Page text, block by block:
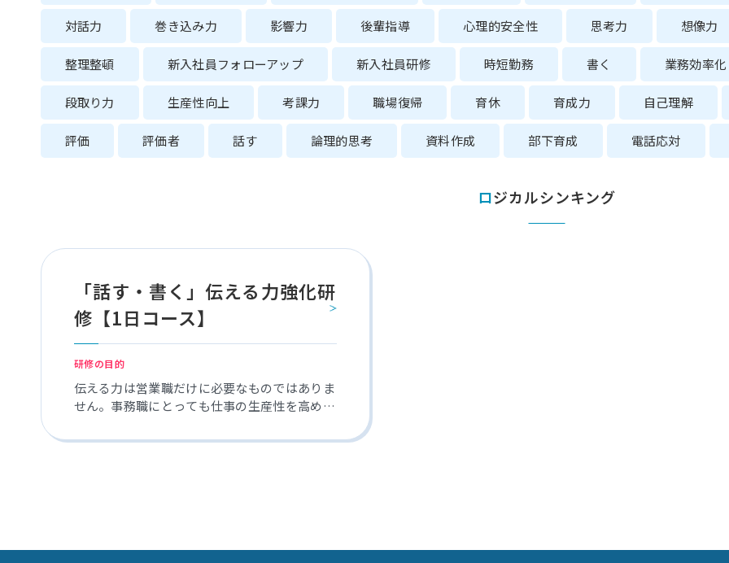
対話力 巻き込み力 影響力 後輩指導 心理的安全性 思考力 想像力
整理整頓 新入社員フォローアップ 新入社員研修 時短勤務 書く 業務効率化
段取り力 生産性向上 考課力 職場復帰 育休 育成力 自己理解
評価 評価者 話す 論理的思考 資料作成 部下育成 電話応対
ロジカルシンキング
「話す・書く」伝える力強化研
修【1日コース】
研修の目的
伝える力は営業職だけに必要なものではありま
せん。事務職にとっても仕事の生産性を高める
など、若手社員からベテラン社員まで、これま
習得していきます。